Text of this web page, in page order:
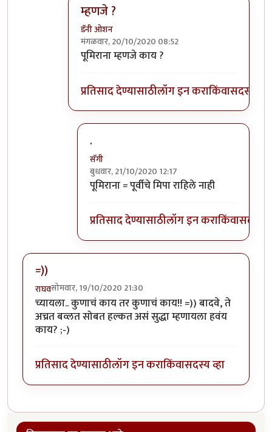
म्हणजे ?
डॅनी ओशन
मंगळवार, 20/10/2020 08:52
In reply toकमी हैत....पूर्वीच्याकाळी लोक
पूमिराना म्हणजे काय ?
प्रतिसाद देण्यासाठीलॉग इन कराकिंवासदस्य व्हा
.
सॅगी
बुधवार, 21/10/2020 12:17
In reply toम्हणजे ?byडॅनी ओशन
पूमिराना = पूर्वीचे मिपा राहिले नाही
प्रतिसाद देण्यासाठीलॉग इन कराकिंवासदस्य
=))
राघवसोमवार, 19/10/2020 21:30
च्यायला.. कुणाचं काय तर कुणाचं काय!! =)) बादवे, ते
अच्रत बव्लत सोबत हल्कत असं सुद्धा म्हणायला हवंय
काय? ;-)
प्रतिसाद देण्यासाठीलॉग इन कराकिंवासदस्य व्हा